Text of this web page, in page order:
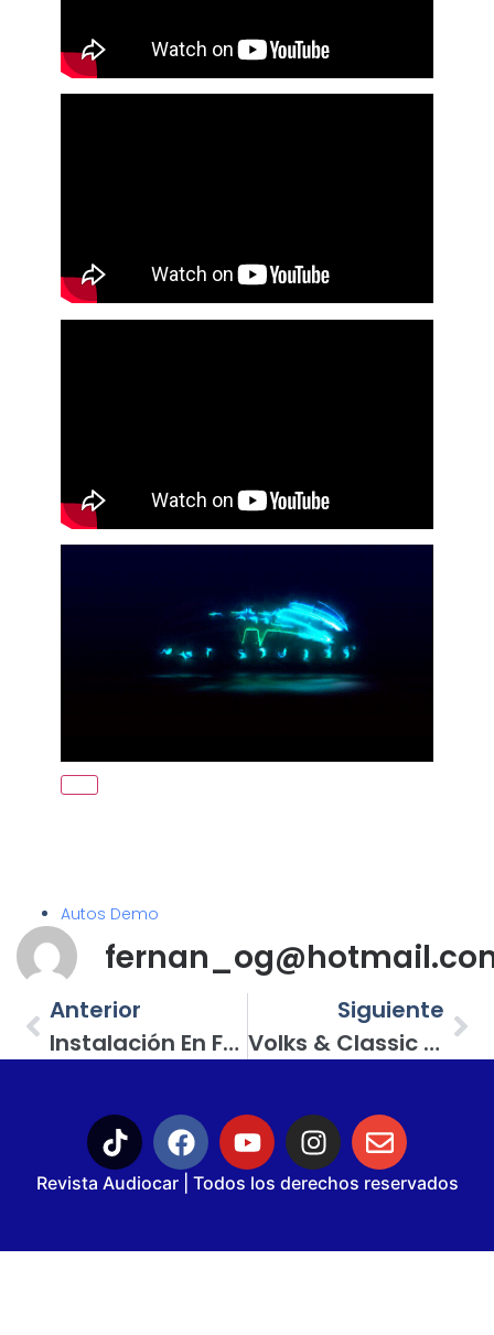
Autos Demo
Anterior
Instalación En Ford EcoSport; Componentes De Las Marcas Audison, Hertz, Alpine Y Db Link. 1a Parte
Siguiente
Volks & Classic 20, Gran Fiesta De La Familia Vochera
Revista Audiocar | Todos los derechos reservados